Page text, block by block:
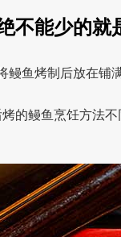
不能少的就
鳗鱼烤制后放在铺
的鳗鱼烹饪方法